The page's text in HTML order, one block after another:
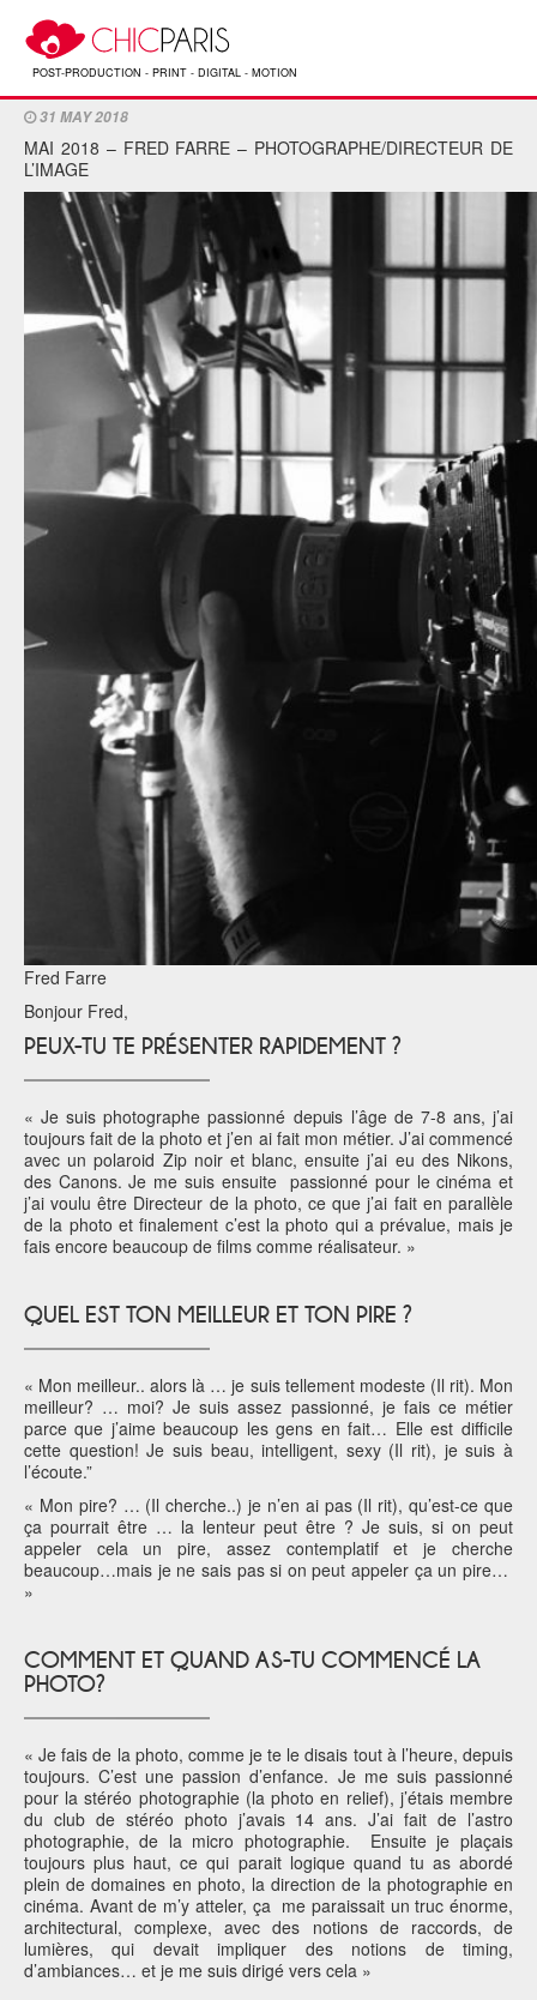
POST-PRODUCTION - PRINT - DIGITAL - MOTION
L’INTERVIEW DU MOIS – FREDERIC FARRE –
PHOTOGRAPHE
31 MAY 2018
MAI 2018 – FRED FARRE – PHOTOGRAPHE/DIRECTEUR DE
L’IMAGE
Fred Farre
Bonjour Fred,
PEUX-TU TE PRÉSENTER RAPIDEMENT ?
« Je suis photographe passionné depuis l’âge de 7-8 ans, j’ai
toujours fait de la photo et j’en ai fait mon métier. J’ai commencé
avec un polaroid Zip noir et blanc, ensuite j’ai eu des Nikons,
des Canons. Je me suis ensuite passionné pour le cinéma et
j’ai voulu être Directeur de la photo, ce que j’ai fait en parallèle
de la photo et finalement c’est la photo qui a prévalue, mais je
fais encore beaucoup de films comme réalisateur. »
QUEL EST TON MEILLEUR ET TON PIRE ?
« Mon meilleur.. alors là … je suis tellement modeste (Il rit). Mon
meilleur? … moi? Je suis assez passionné, je fais ce métier
parce que j’aime beaucoup les gens en fait… Elle est difficile
cette question! Je suis beau, intelligent, sexy (Il rit), je suis à
l’écoute.”
« Mon pire? … (Il cherche..) je n’en ai pas (Il rit), qu’est-ce que
ça pourrait être … la lenteur peut être ? Je suis, si on peut
appeler cela un pire, assez contemplatif et je cherche
beaucoup…mais je ne sais pas si on peut appeler ça un pire…
»
COMMENT ET QUAND AS-TU COMMENCÉ LA
PHOTO?
« Je fais de la photo, comme je te le disais tout à l’heure, depuis
toujours. C’est une passion d’enfance. Je me suis passionné
pour la stéréo photographie (la photo en relief), j’étais membre
du club de stéréo photo j’avais 14 ans. J’ai fait de l’astro
photographie, de la micro photographie. Ensuite je plaçais
toujours plus haut, ce qui parait logique quand tu as abordé
plein de domaines en photo, la direction de la photographie en
cinéma. Avant de m’y atteler, ça me paraissait un truc énorme,
architectural, complexe, avec des notions de raccords, de
lumières, qui devait impliquer des notions de timing,
d’ambiances… et je me suis dirigé vers cela »